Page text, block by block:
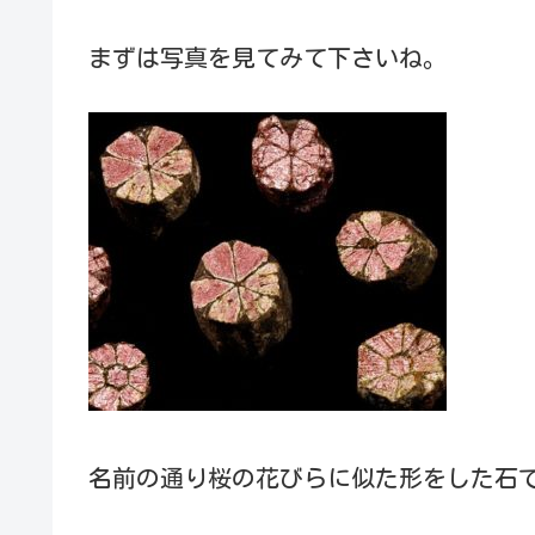
まずは写真を見てみて下さいね。
名前の通り桜の花びらに似た形をした石